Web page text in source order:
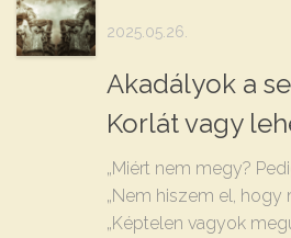
2025.05.26.
Akadályok a
Korlát vagy
„Miért nem megy?
„Nem hiszem el, hogy
„Képtelen vagyok